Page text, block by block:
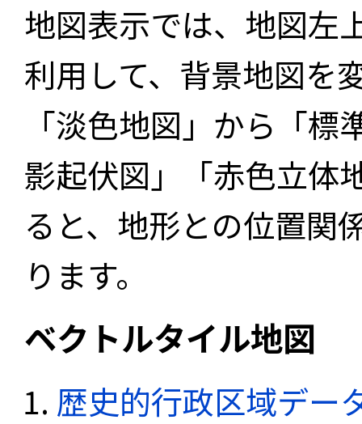
地図表示では、地図左
利用して、背景地図を
「淡色地図」から「
影起伏図」「赤色立体
ると、地形との位置関
ります。
ベクトルタイル地図
歴史的行政区域デー